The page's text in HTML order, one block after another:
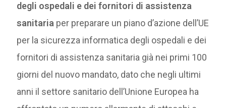
degli ospedali e dei fornitori di assistenza
sanitaria per preparare un piano d’azione dell’UE
per la sicurezza informatica degli ospedali e dei
fornitori di assistenza sanitaria già nei primi 100
giorni del nuovo mandato, dato che negli ultimi
anni il settore sanitario dell’Unione Europea ha